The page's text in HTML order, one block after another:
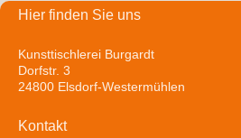
Hier finden Sie uns
Kunsttischlerei Burgardt
Dorfstr. 3
24800 Elsdorf-Westermühlen
Kontakt